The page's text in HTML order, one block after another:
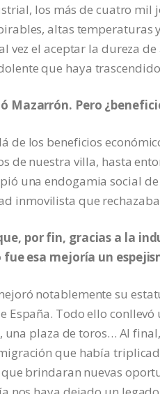
los más de cuatro mil
altas temperaturas
vez el aceptar la dureza
que haya
Mazarrón. Pero
de los beneficios
nuestra villa, hasta
una endogamia social
inmovilista que
por fin, gracias a la
esa mejoría un
notablemente su
Todo ello conllevó
plaza de toros… Al
que había
brindaran nuevas